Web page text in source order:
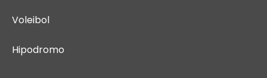
Voleibol
Hipodromo